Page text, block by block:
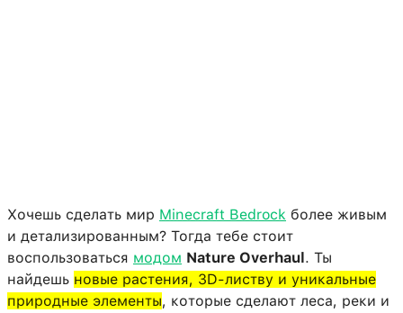
Хочешь сделать мир Minecraft Bedrock более живым
и детализированным? Тогда тебе стоит
воспользоваться модом Nature Overhaul . Ты
найдешь новые растения, 3D-листву и уникальные
природные элементы, которые сделают леса, реки и